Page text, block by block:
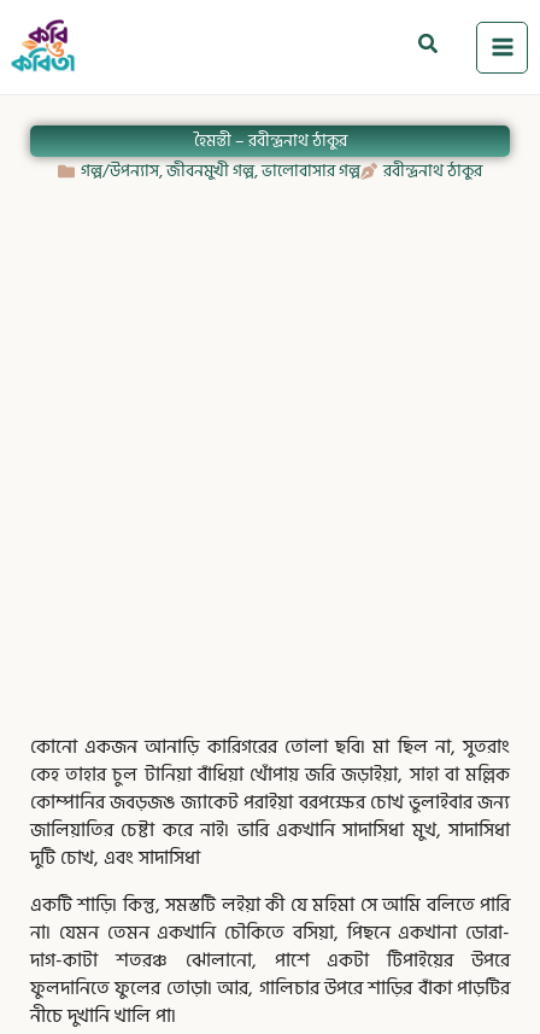
content
Search
হৈমন্তী – রবীন্দ্রনাথ ঠাকুর
গল্প/উপন্যাস,জীবনমুখী গল্প,ভালোবাসার গল্প রবীন্দ্রনাথ ঠাকুর
কোনাে একজন আনাড়ি কারিগরের তােলা ছবি৷ মা ছিল না, সুতরাং
কেহ তাহার চুল টানিয়া বাঁধিয়া খোঁপায় জরি জড়াইয়া, সাহা বা মল্লিক
কোম্পানির জবড়জঙ জ্যাকেট পরাইয়া বরপক্ষের চোখ ভুলাইবার জন্য
জালিয়াতির চেষ্টা করে নাই৷ ভারি একখানি সাদাসিধা মুখ, সাদাসিধা
দুটি চোখ, এবং সাদাসিধা
একটি শাড়ি৷ কিন্তু, সমস্তটি লইয়া কী যে মহিমা সে আমি বলিতে পারি
না৷ যেমন তেমন একখানি চৌকিতে বসিয়া, পিছনে একখানা ডােরা-
দাগ-কাটা শতরঞ্চ ঝােলানাে, পাশে একটা টিপাইয়ের উপরে
ফুলদানিতে ফুলের তােড়া৷ আর, গালিচার উপরে শাড়ির বাঁকা পাড়টির
নীচে দুখানি খালি পা৷
Page ,
Page
, Page
, Page
, Page